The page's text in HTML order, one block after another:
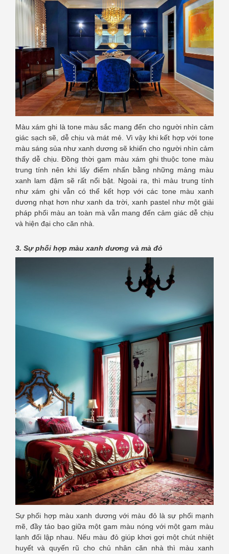
Màu xám ghi là tone màu sắc mang đến cho người nhìn cảm
giác sạch sẽ, dễ chịu và mát mẻ. Vì vậy khi kết hợp với tone
màu sáng sủa như xanh dương sẽ khiến cho người nhìn cảm
thấy dễ chịu. Đồng thời gam màu xám ghi thuộc tone màu
trung tính nên khi lấy điểm nhấn bằng những mảng màu
xanh lam đậm sẽ rất nổi bật. Ngoài ra, thì màu trung tính
như xám ghi vẫn có thể kết hợp với các tone màu xanh
dương nhạt hơn như xanh da trời, xanh pastel như một giải
pháp phối màu an toàn mà vẫn mang đến cảm giác dễ chịu
và hiện đại cho căn nhà.
3. Sự phối hợp màu xanh dương và mà đỏ
Sự phối hợp màu xanh dương với màu đỏ là sự phối mạnh
mẽ, đầy táo bạo giữa một gam màu nóng với một gam màu
lạnh đối lập nhau. Nếu màu đỏ giúp khơi gợi một chút nhiệt
huyết và quyến rũ cho chủ nhân căn nhà thì màu xanh